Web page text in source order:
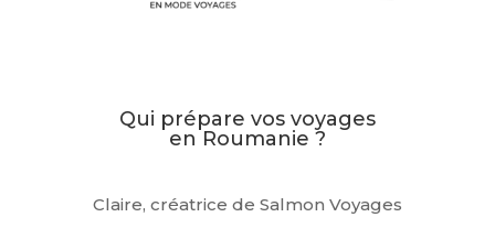
Qui prépare vos voyages
en Roumanie ?
Claire, créatrice de Salmon Voyages